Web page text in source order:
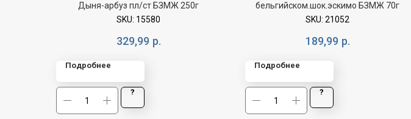
Дыня-арбуз пл/ст БЗМЖ 250г
SKU: 15580
329,99 р.
Подробнее
?
бельгийском.шок.эскимо БЗМЖ 70г
SKU: 21052
189,99 р.
Подробнее
?